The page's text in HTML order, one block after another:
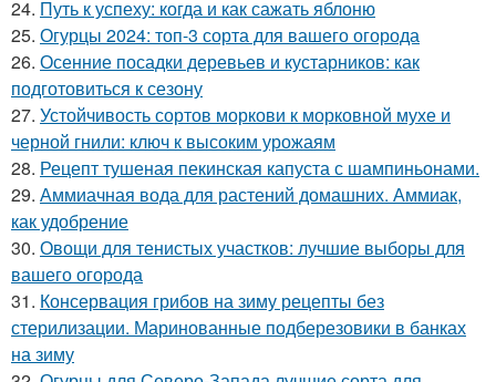
24. Путь к успеху: когда и как сажать яблоню
25. Огурцы 2024: топ-3 сорта для вашего огорода
26. Осенние посадки деревьев и кустарников: как
подготовиться к сезону
27. Устойчивость сортов моркови к морковной мухе и
черной гнили: ключ к высоким урожаям
28. Рецепт тушеная пекинская капуста с шампиньонами.
29. Аммиачная вода для растений домашних. Аммиак,
как удобрение
30. Овощи для тенистых участков: лучшие выборы для
вашего огорода
31. Консервация грибов на зиму рецепты без
стерилизации. Маринованные подберезовики в банках
на зиму